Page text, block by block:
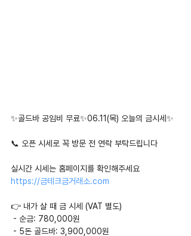
✨골드바 공임비 무료✨06.11(목) 오늘의 금시세✨
📞 오픈 시세로 꼭 방문 전 연락 부탁드립니다
실시간 시세는 홈페이지를 확인해주세요
https://금테크금거래소.com
👉 내가 살 때 금 시세 (VAT 별도)
- 순금: 780,000원
- 5돈 골드바: 3,900,000원